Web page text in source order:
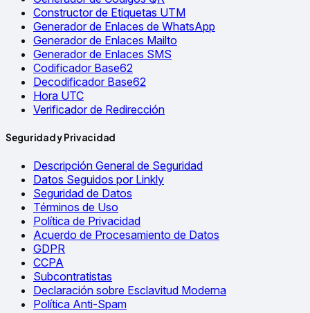
Constructor de Etiquetas UTM
Generador de Enlaces de WhatsApp
Generador de Enlaces Mailto
Generador de Enlaces SMS
Codificador Base62
Decodificador Base62
Hora UTC
Verificador de Redirección
Seguridad y Privacidad
Descripción General de Seguridad
Datos Seguidos por Linkly
Seguridad de Datos
Términos de Uso
Política de Privacidad
Acuerdo de Procesamiento de Datos
GDPR
CCPA
Subcontratistas
Declaración sobre Esclavitud Moderna
Política Anti-Spam